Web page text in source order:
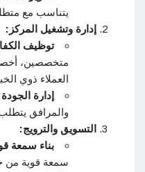
يتناسب مع
إدارة وتشغيل المركز:
توظيف
متخصصين،
العملاء ذوي
إدارة
والمرافق
التسويق والترويج:
بناء سمعة
سمعة قوية من